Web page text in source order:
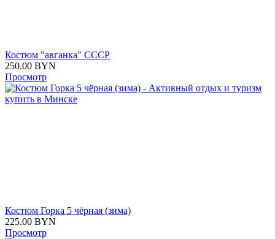
Костюм "авганка" СССР
250.00 BYN
Просмотр
Костюм Горка 5 чёрная (зима)
225.00 BYN
Просмотр